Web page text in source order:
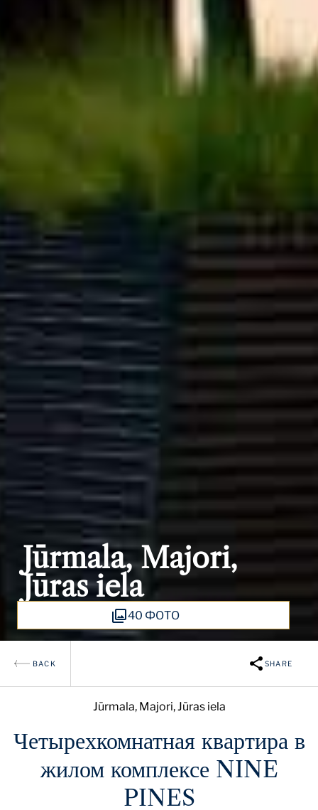
Jūrmala, Majori,
Jūras iela
40 ФОТО
BACK SHARE
Jūrmala, Majori, Jūras iela
Четырехкомнатная квартира в
жилом комплексе NINE
PINES